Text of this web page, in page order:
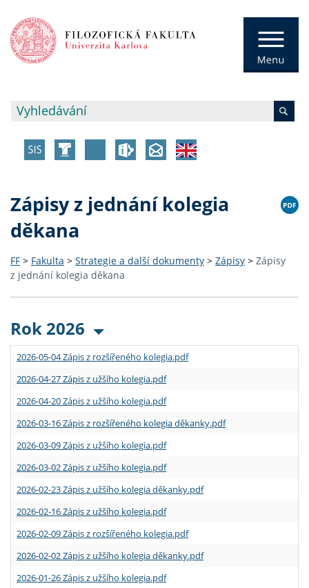
Zápisy z jednání kolegia
děkana
FF > Fakulta > Strategie a další dokumenty > Zápisy > Zápisy
z jednání kolegia děkana
Rok 2026
2026-05-04 Zápis z rozšířeného kolegia.pdf
2026-04-27 Zápis z užšího kolegia.pdf
2026-04-20 Zápis z užšího kolegia.pdf
2026-03-16 Zápis z rozšířeného kolegia děkanky.pdf
2026-03-09 Zápis z užšího kolegia.pdf
2026-03-02 Zápis z užšího kolegia.pdf
2026-02-23 Zápis z užšího kolegia děkanky.pdf
2026-02-16 Zápis z užšího kolegia.pdf
2026-02-09 Zápis z rozšířeného kolegia.pdf
2026-02-02 Zápis z užšího kolegia děkanky.pdf
2026-01-26 Zápis z užšího kolegia.pdf